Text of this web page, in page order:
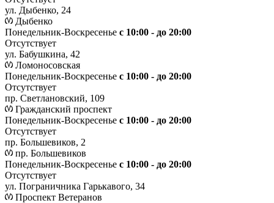
ул. Дыбенко, 24
Дыбенко
Понедельник-Воскресенье с 10:00 - до 20:00
Отсутствует
ул. Бабушкина, 42
Ломоносовская
Понедельник-Воскресенье с 10:00 - до 20:00
Отсутствует
пр. Светлановский, 109
Гражданский проспект
Понедельник-Воскресенье с 10:00 - до 20:00
Отсутствует
пр. Большевиков, 2
пр. Большевиков
Понедельник-Воскресенье с 10:00 - до 20:00
Отсутствует
ул. Пограничника Гарькавого, 34
Проспект Ветеранов